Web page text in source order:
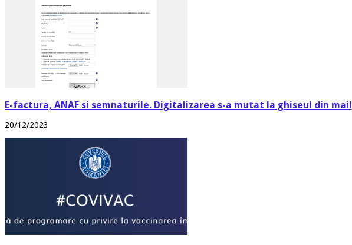
E-factura, ANAF si semnaturile. Digitalizarea s-a mutat la ghiseul din mail
20/12/2023